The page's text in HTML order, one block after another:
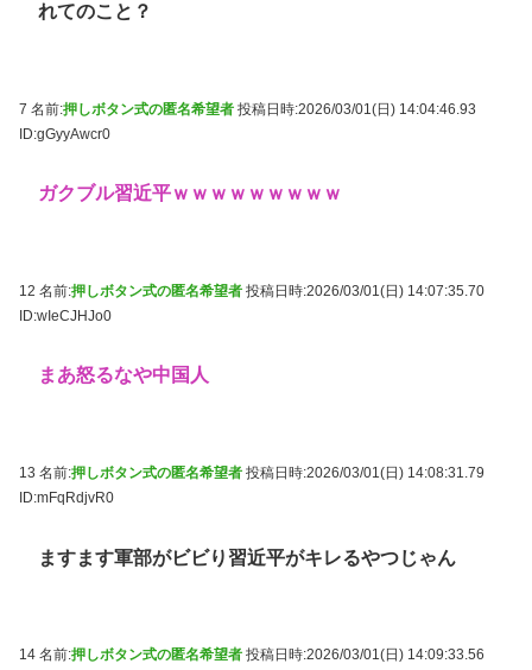
れてのこと？
7 名前:押しボタン式の匿名希望者 投稿日時:2026/03/01(日) 14:04:46.93
ID:gGyyAwcr0
ガクブル習近平ｗｗｗｗｗｗｗｗｗ
12 名前:押しボタン式の匿名希望者 投稿日時:2026/03/01(日) 14:07:35.70
ID:wIeCJHJo0
まあ怒るなや中国人
13 名前:押しボタン式の匿名希望者 投稿日時:2026/03/01(日) 14:08:31.79
ID:mFqRdjvR0
ますます軍部がビビり習近平がキレるやつじゃん
14 名前:押しボタン式の匿名希望者 投稿日時:2026/03/01(日) 14:09:33.56